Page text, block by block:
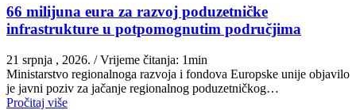
66 milijuna eura za razvoj poduzetničke
infrastrukture u potpomognutim područjima
21 srpnja , 2026. / Vrijeme čitanja: 1min
Ministarstvo regionalnoga razvoja i fondova Europske unije objavilo
je javni poziv za jačanje regionalnog poduzetničkog…
Pročitaj više